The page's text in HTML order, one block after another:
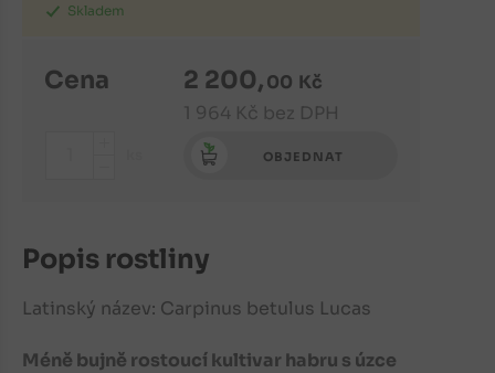
Skladem
Cena 2 200,00 Kč
1 964 Kč bez DPH
OBJEDNAT
Popis rostliny
Latinský název: Carpinus betulus Lucas
Méně bujně rostoucí kultivar habru s úzce